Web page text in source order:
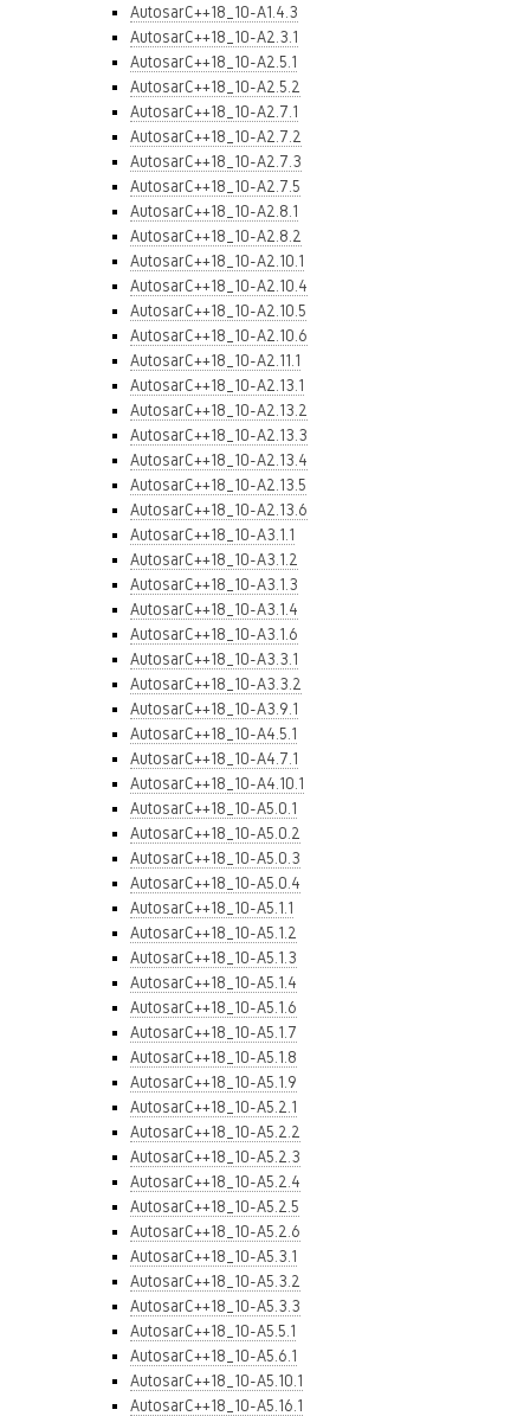
AutosarC++18_10-A1.4.3
AutosarC++18_10-A2.3.1
AutosarC++18_10-A2.5.1
AutosarC++18_10-A2.5.2
AutosarC++18_10-A2.7.1
AutosarC++18_10-A2.7.2
AutosarC++18_10-A2.7.3
AutosarC++18_10-A2.7.5
AutosarC++18_10-A2.8.1
AutosarC++18_10-A2.8.2
AutosarC++18_10-A2.10.1
AutosarC++18_10-A2.10.4
AutosarC++18_10-A2.10.5
AutosarC++18_10-A2.10.6
AutosarC++18_10-A2.11.1
AutosarC++18_10-A2.13.1
AutosarC++18_10-A2.13.2
AutosarC++18_10-A2.13.3
AutosarC++18_10-A2.13.4
AutosarC++18_10-A2.13.5
AutosarC++18_10-A2.13.6
AutosarC++18_10-A3.1.1
AutosarC++18_10-A3.1.2
AutosarC++18_10-A3.1.3
AutosarC++18_10-A3.1.4
AutosarC++18_10-A3.1.6
AutosarC++18_10-A3.3.1
AutosarC++18_10-A3.3.2
AutosarC++18_10-A3.9.1
AutosarC++18_10-A4.5.1
AutosarC++18_10-A4.7.1
AutosarC++18_10-A4.10.1
AutosarC++18_10-A5.0.1
AutosarC++18_10-A5.0.2
AutosarC++18_10-A5.0.3
AutosarC++18_10-A5.0.4
AutosarC++18_10-A5.1.1
AutosarC++18_10-A5.1.2
AutosarC++18_10-A5.1.3
AutosarC++18_10-A5.1.4
AutosarC++18_10-A5.1.6
AutosarC++18_10-A5.1.7
AutosarC++18_10-A5.1.8
AutosarC++18_10-A5.1.9
AutosarC++18_10-A5.2.1
AutosarC++18_10-A5.2.2
AutosarC++18_10-A5.2.3
AutosarC++18_10-A5.2.4
AutosarC++18_10-A5.2.5
AutosarC++18_10-A5.2.6
AutosarC++18_10-A5.3.1
AutosarC++18_10-A5.3.2
AutosarC++18_10-A5.3.3
AutosarC++18_10-A5.5.1
AutosarC++18_10-A5.6.1
AutosarC++18_10-A5.10.1
AutosarC++18_10-A5.16.1